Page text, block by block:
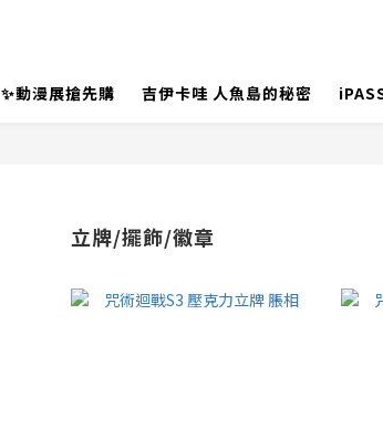
✨動漫展搶先購 吉伊卡哇 人魚島的秘密
立牌/擺飾/徽章